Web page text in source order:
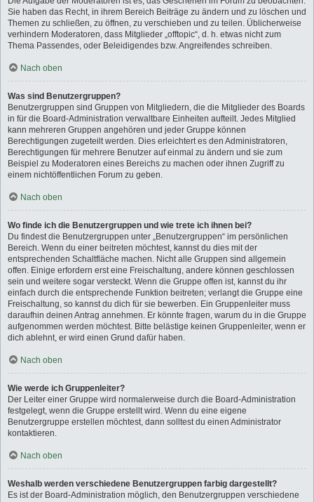
Sie haben das Recht, in ihrem Bereich Beiträge zu ändern und zu löschen und
Themen zu schließen, zu öffnen, zu verschieben und zu teilen. Üblicherweise
verhindern Moderatoren, dass Mitglieder „offtopic“, d. h. etwas nicht zum
Thema Passendes, oder Beleidigendes bzw. Angreifendes schreiben.
Nach oben
Was sind Benutzergruppen?
Benutzergruppen sind Gruppen von Mitgliedern, die die Mitglieder des Boards
in für die Board-Administration verwaltbare Einheiten aufteilt. Jedes Mitglied
kann mehreren Gruppen angehören und jeder Gruppe können
Berechtigungen zugeteilt werden. Dies erleichtert es den Administratoren,
Berechtigungen für mehrere Benutzer auf einmal zu ändern und sie zum
Beispiel zu Moderatoren eines Bereichs zu machen oder ihnen Zugriff zu
einem nichtöffentlichen Forum zu geben.
Nach oben
Wo finde ich die Benutzergruppen und wie trete ich ihnen bei?
Du findest die Benutzergruppen unter „Benutzergruppen“ im persönlichen
Bereich. Wenn du einer beitreten möchtest, kannst du dies mit der
entsprechenden Schaltfläche machen. Nicht alle Gruppen sind allgemein
offen. Einige erfordern erst eine Freischaltung, andere können geschlossen
sein und weitere sogar versteckt. Wenn die Gruppe offen ist, kannst du ihr
einfach durch die entsprechende Funktion beitreten; verlangt die Gruppe eine
Freischaltung, so kannst du dich für sie bewerben. Ein Gruppenleiter muss
daraufhin deinen Antrag annehmen. Er könnte fragen, warum du in die Gruppe
aufgenommen werden möchtest. Bitte belästige keinen Gruppenleiter, wenn er
dich ablehnt, er wird einen Grund dafür haben.
Nach oben
Wie werde ich Gruppenleiter?
Der Leiter einer Gruppe wird normalerweise durch die Board-Administration
festgelegt, wenn die Gruppe erstellt wird. Wenn du eine eigene
Benutzergruppe erstellen möchtest, dann solltest du einen Administrator
kontaktieren.
Nach oben
Weshalb werden verschiedene Benutzergruppen farbig dargestellt?
Es ist der Board-Administration möglich, den Benutzergruppen verschiedene